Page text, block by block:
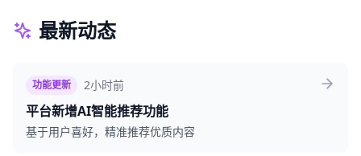
最新动态
功能更新 2小时前
平台新增AI智能推荐功能
基于用户喜好，精准推荐优质内容